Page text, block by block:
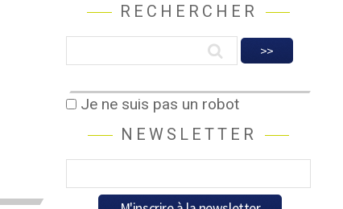
RECHERCHER
Je ne suis pas un robot
NEWSLETTER